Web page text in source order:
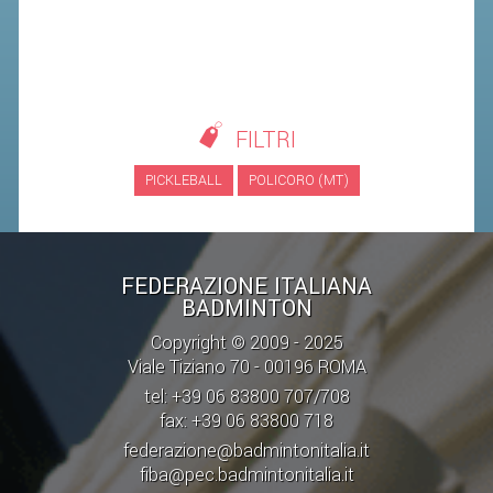
FILTRI
PICKLEBALL POLICORO (MT)
FEDERAZIONE ITALIANA
BADMINTON
Copyright © 2009 - 2025
Viale Tiziano 70 - 00196 ROMA
tel: +39 06 83800 707/708
fax: +39 06 83800 718
federazione@badmintonitalia.it
fiba@pec.badmintonitalia.it
ATLETI D'INTERESSE NAZIONALE
SCHEDE ATLETI
VOLA CON NOI
CENTRI TECNICI TERRITORIALI
COMMISSIONE ATLETI
TESSERAMENTO
AFFILIAZIONE E TESSERAMENTO
QUOTE E TASSE
CONVENZIONI